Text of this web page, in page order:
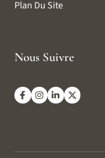
Plan Du Site
Nous Suivre